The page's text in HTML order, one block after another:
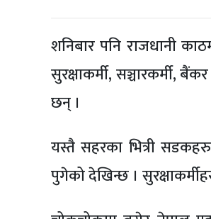
शनिबार पनि राजधानी
सुरक्षाकर्मी, सञ्चारकर्मी,
छन् ।
यस्तै सहरका भित्री
पुगेको देखिन्छ ।